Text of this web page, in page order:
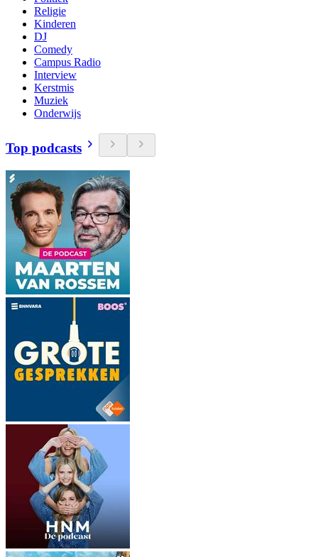
Religie
Kinderen
DJ
Comedy
Campus Radio
Interview
Kerstmis
Muziek
Onderwijs
Top podcasts